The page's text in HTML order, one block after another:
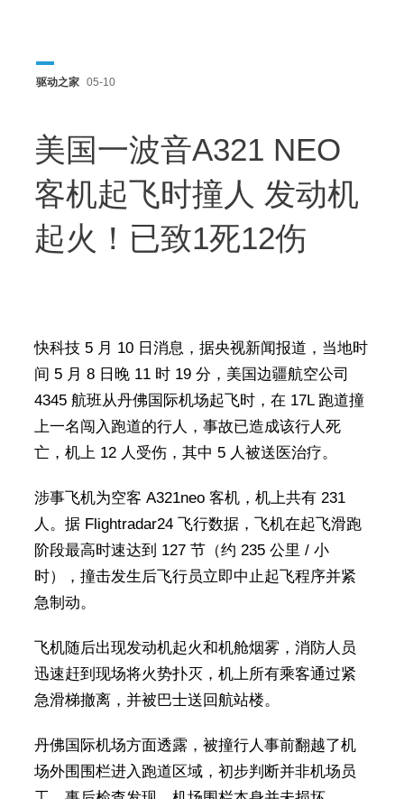
驱动之家 05-10
美国一波音A321 NEO
客机起飞时撞人 发动机
起火！已致1死12伤
快科技 5 月 10 日消息，据央视新闻报道，当地时
间 5 月 8 日晚 11 时 19 分，美国边疆航空公司
4345 航班从丹佛国际机场起飞时，在 17L 跑道撞
上一名闯入跑道的行人，事故已造成该行人死
亡，机上 12 人受伤，其中 5 人被送医治疗。
涉事飞机为空客 A321neo 客机，机上共有 231
人。据 Flightradar24 飞行数据，飞机在起飞滑跑
阶段最高时速达到 127 节（约 235 公里 / 小
时），撞击发生后飞行员立即中止起飞程序并紧
急制动。
飞机随后出现发动机起火和机舱烟雾，消防人员
迅速赶到现场将火势扑灭，机上所有乘客通过紧
急滑梯撤离，并被巴士送回航站楼。
丹佛国际机场方面透露，被撞行人事前翻越了机
场外围围栏进入跑道区域，初步判断并非机场员